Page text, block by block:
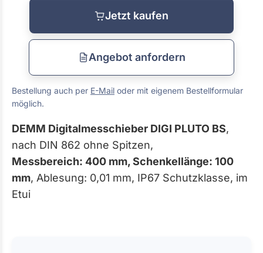
Jetzt kaufen
Angebot anfordern
Bestellung auch per E-Mail oder mit eigenem Bestellformular
möglich.
DEMM Digitalmesschieber DIGI PLUTO BS,
nach DIN 862 ohne Spitzen,
Messbereich: 400 mm, Schenkellänge: 100
mm, Ablesung: 0,01 mm, IP67 Schutzklasse, im
Etui